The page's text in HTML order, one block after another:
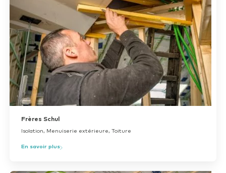
Frères Schul
Isolation, Menuiserie extérieure, Toiture
En savoir plus